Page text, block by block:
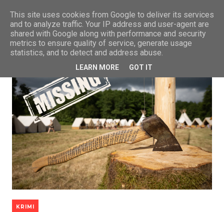
KRIMI
This site uses cookies from Google to deliver its services
and to analyze traffic. Your IP address and user-agent are
shared with Google along with performance and security
metrics to ensure quality of service, generate usage
statistics, and to detect and address abuse.
LEARN MORE GOT IT